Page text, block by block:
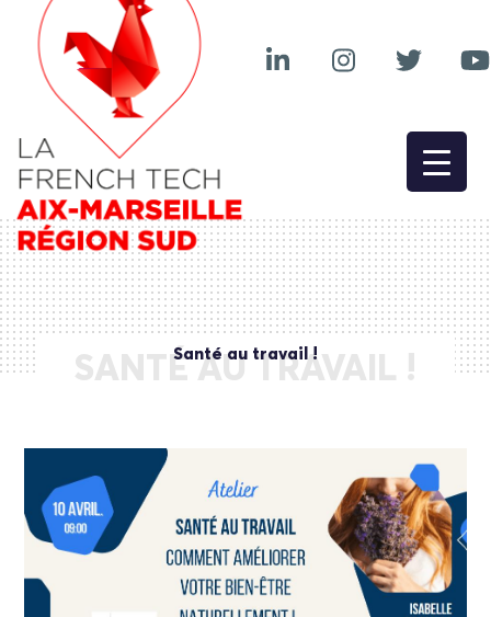
SANTÉ AU TRAVAIL !
Santé au travail !